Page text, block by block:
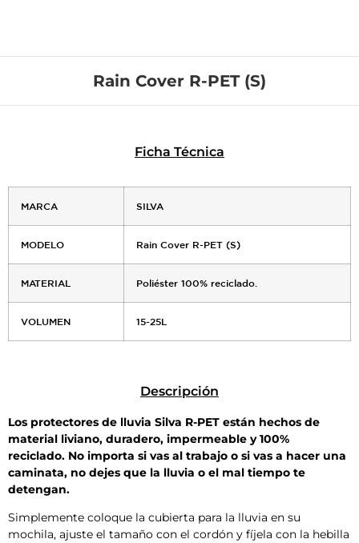
Rain Cover R-PET (S)
Ficha Técnica
MARCA SILVA
MODELO Rain Cover R-PET (S)
MATERIAL Poliéster 100% reciclado.
VOLUMEN 15-25L
Descripción
Los protectores de lluvia Silva R-PET están hechos de
material liviano, duradero, impermeable y 100%
reciclado. No importa si vas al trabajo o si vas a hacer una
caminata, no dejes que la lluvia o el mal tiempo te
detengan.
Simplemente coloque la cubierta para la lluvia en su
mochila, ajuste el tamaño con el cordón y fíjela con la hebilla